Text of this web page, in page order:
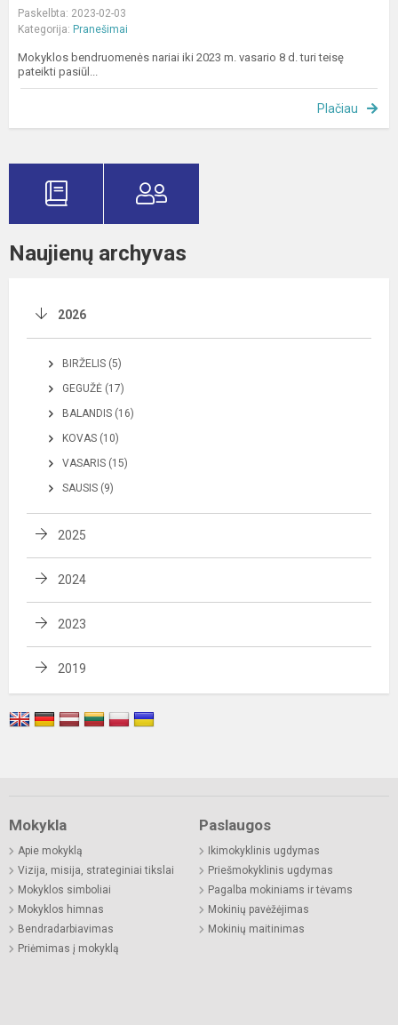
Paskelbta: 2023-02-03
Kategorija: Pranešimai
Mokyklos bendruomenės nariai iki 2023 m. vasario 8 d. turi teisę
pateikti pasiūl...
Plačiau
Naujienų archyvas
2026
BIRŽELIS (5)
GEGUŽĖ (17)
BALANDIS (16)
KOVAS (10)
VASARIS (15)
SAUSIS (9)
2025
2024
2023
2019
Mokykla
Apie mokyklą
Vizija, misija, strateginiai tikslai
Mokyklos simboliai
Mokyklos himnas
Bendradarbiavimas
Priėmimas į mokyklą
Paslaugos
Ikimokyklinis ugdymas
Priešmokyklinis ugdymas
Pagalba mokiniams ir tėvams
Mokinių pavėžėjimas
Mokinių maitinimas